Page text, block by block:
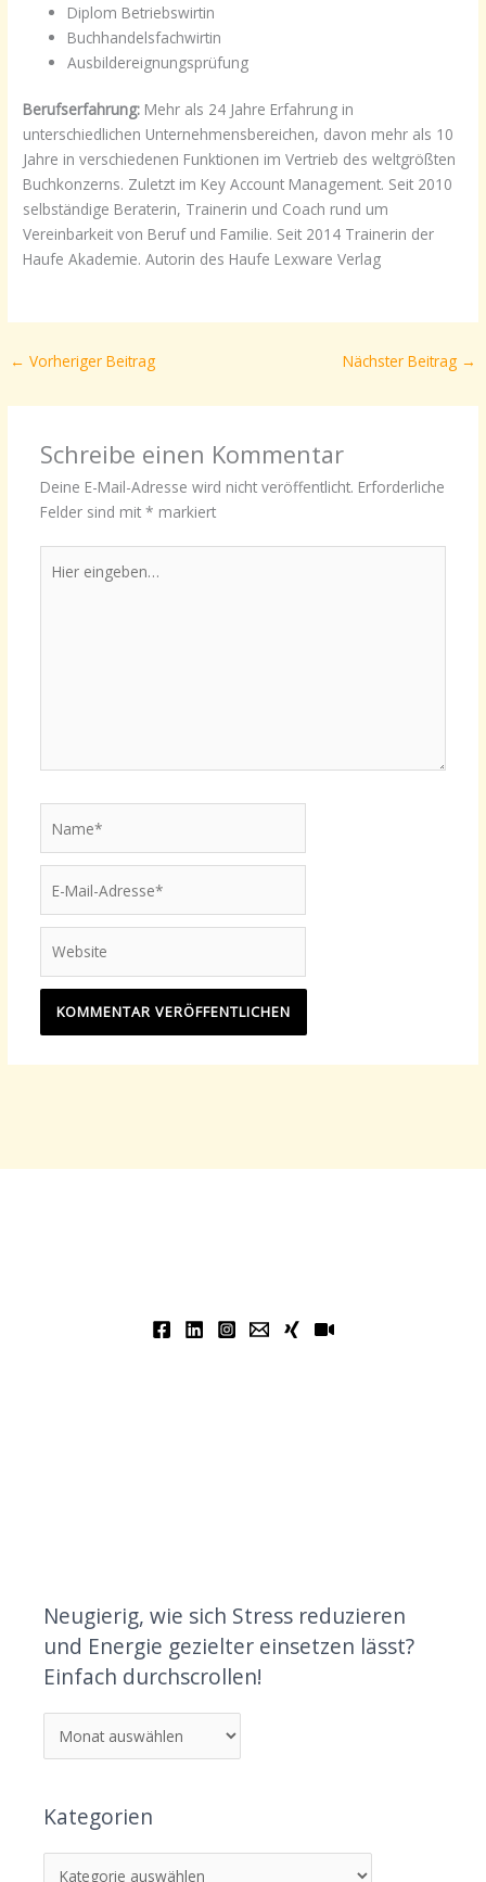
Diplom Betriebswirtin
Buchhandelsfachwirtin
Ausbildereignungsprüfung
Berufserfahrung: Mehr als 24 Jahre Erfahrung in
unterschiedlichen Unternehmensbereichen, davon mehr als 10
Jahre in verschiedenen Funktionen im Vertrieb des weltgrößten
Buchkonzerns. Zuletzt im Key Account Management. Seit 2010
selbständige Beraterin, Trainerin und Coach rund um
Vereinbarkeit von Beruf und Familie. Seit 2014 Trainerin der
Haufe Akademie. Autorin des Haufe Lexware Verlag
← Vorheriger Beitrag Nächster Beitrag →
Schreibe einen Kommentar
Deine E-Mail-Adresse wird nicht veröffentlicht. Erforderliche
Felder sind mit * markiert
eingeben…
Mail-
Adresse*
Neugierig, wie sich Stress reduzieren
und Energie gezielter einsetzen lässt?
Einfach durchscrollen!
Kategorien